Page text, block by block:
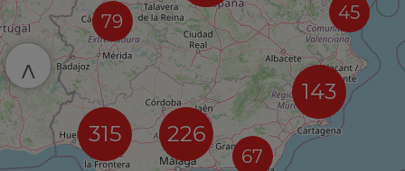
79
226
315
67
45
143
^